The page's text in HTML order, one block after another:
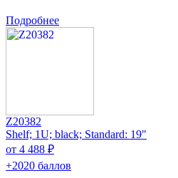
Подробнее
Z20382
Shelf; 1U; black; Standard: 19"
от 4 488 ₽
+2020 баллов